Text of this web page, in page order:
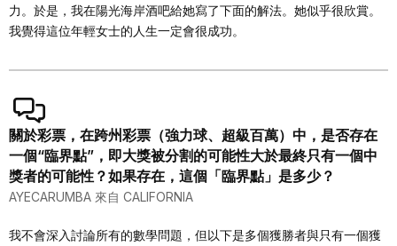
力。於是，我在陽光海岸酒吧給她寫了下面的解法。她似乎很欣賞。
我覺得這位年輕女士的人生一定會很成功。
關於彩票，在跨州彩票（強力球、超級百萬）中，是否存在
一個“臨界點”，即大獎被分割的可能性大於最終只有一個中
獎者的可能性？如果存在，這個「臨界點」是多少？
AYECARUMBA 來自 CALIFORNIA
我不會深入討論所有的數學問題，但以下是多個獲勝者與只有一個獲